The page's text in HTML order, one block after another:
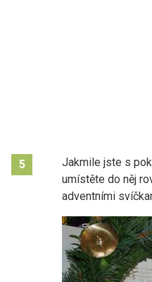
5
Jakmile jste s
umístěte do něj
adventními